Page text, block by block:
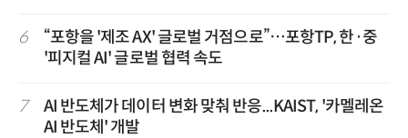
6
“포항을 '제조 AX' 글로벌 거점으로”…포항TP, 한·중
'피지컬 AI' 글로벌 협력 속도
7
AI 반도체가 데이터 변화 맞춰 반응...KAIST, '카멜레온
AI 반도체' 개발